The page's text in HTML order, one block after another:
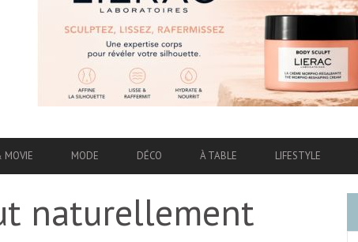
MOVIE MODE DÉCO À TABLE LIFESTYLE
naturellement